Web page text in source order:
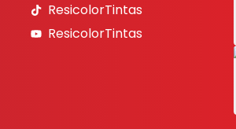
ResicolorTintas
ResicolorTintas